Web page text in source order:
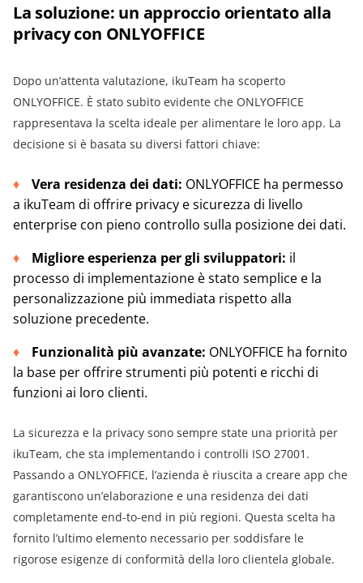
La soluzione: un approccio orientato alla
privacy con ONLYOFFICE
Dopo un’attenta valutazione, ikuTeam ha scoperto
ONLYOFFICE. È stato subito evidente che ONLYOFFICE
rappresentava la scelta ideale per alimentare le loro app. La
decisione si è basata su diversi fattori chiave:
Vera residenza dei dati: ONLYOFFICE ha permesso
a ikuTeam di offrire privacy e sicurezza di livello
enterprise con pieno controllo sulla posizione dei dati.
Migliore esperienza per gli sviluppatori: il
processo di implementazione è stato semplice e la
personalizzazione più immediata rispetto alla
soluzione precedente.
Funzionalità più avanzate: ONLYOFFICE ha fornito
la base per offrire strumenti più potenti e ricchi di
funzioni ai loro clienti.
La sicurezza e la privacy sono sempre state una priorità per
ikuTeam, che sta implementando i controlli ISO 27001.
Passando a ONLYOFFICE, l’azienda è riuscita a creare app che
garantiscono un’elaborazione e una residenza dei dati
completamente end-to-end in più regioni. Questa scelta ha
fornito l’ultimo elemento necessario per soddisfare le
rigorose esigenze di conformità della loro clientela globale.